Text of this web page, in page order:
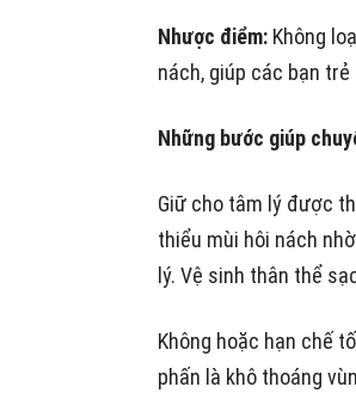
Nhược điểm: Không
nách, giúp các bạn
Những bước giúp
Giữ cho tâm lý được
thiểu mùi hôi nách
lý. Vệ sinh thân thể
Không hoặc hạn chế
phấn là khô thoáng